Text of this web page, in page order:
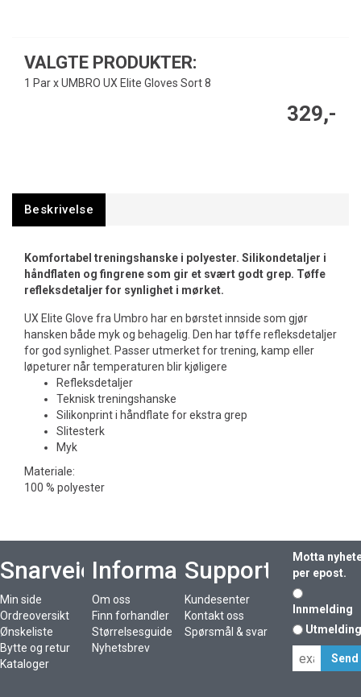
VALGTE PRODUKTER:
1 Par x UMBRO UX Elite Gloves Sort 8
329,-
Beskrivelse
Komfortabel treningshanske i polyester. Silikondetaljer i
håndflaten og fingrene som gir et svært godt grep. Tøffe
refleksdetaljer for synlighet i mørket.
UX Elite Glove fra Umbro har en børstet innside som gjør
hansken både myk og behagelig. Den har tøffe refleksdetaljer
for god synlighet. Passer utmerket for trening, kamp eller
løpeturer når temperaturen blir kjøligere
Refleksdetaljer
Teknisk treningshanske
Silikonprint i håndflate for ekstra grep
Slitesterk
Myk
Materiale:
100 % polyester
Snarveier
Min side
Ordreoversikt
Ønskeliste
Bytte og retur
Kataloger
Informasjon
Om oss
Finn forhandler
Størrelsesguide
Nyhetsbrev
Support
Kundesenter
Kontakt oss
Spørsmål & svar
Motta
per epost.
Innmelding